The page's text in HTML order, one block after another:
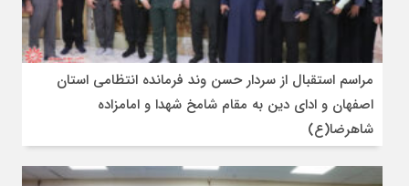
مراسم استقبال از سردار حسن وند فرمانده انتظامی استان
اصفهان و ادای دین به مقام شامخ شهدا و امامزاده
شاهرضا(ع)